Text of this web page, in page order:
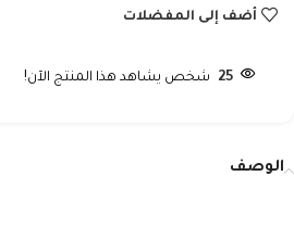
أضف إلى المفضلات
25 شخص يشاهد هذا المنتج الآن!
الوصف